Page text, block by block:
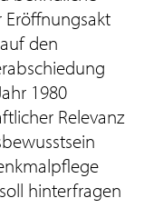
Eröffnungsakt
den
1980
Relevanz
hinterfragen